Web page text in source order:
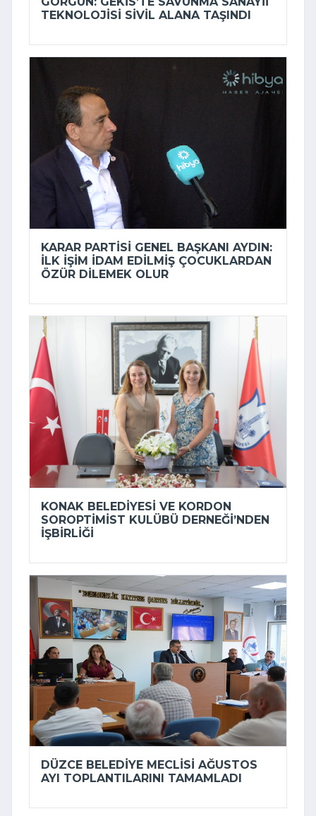
TEKNOLOJISI SIVIL ALANA TAŞINDI
KARAR PARTISI GENEL BAŞKANI AYDIN:
İLK IŞIM IDAM EDILMIŞ ÇOCUKLARDAN
ÖZÜR DILEMEK OLUR
KONAK BELEDIYESI VE KORDON
SOROPTIMIST KULÜBÜ DERNEĞI’NDEN
IŞBIRLIĞI
DÜZCE BELEDIYE MECLISI AĞUSTOS
AYI TOPLANTILARINI TAMAMLADI